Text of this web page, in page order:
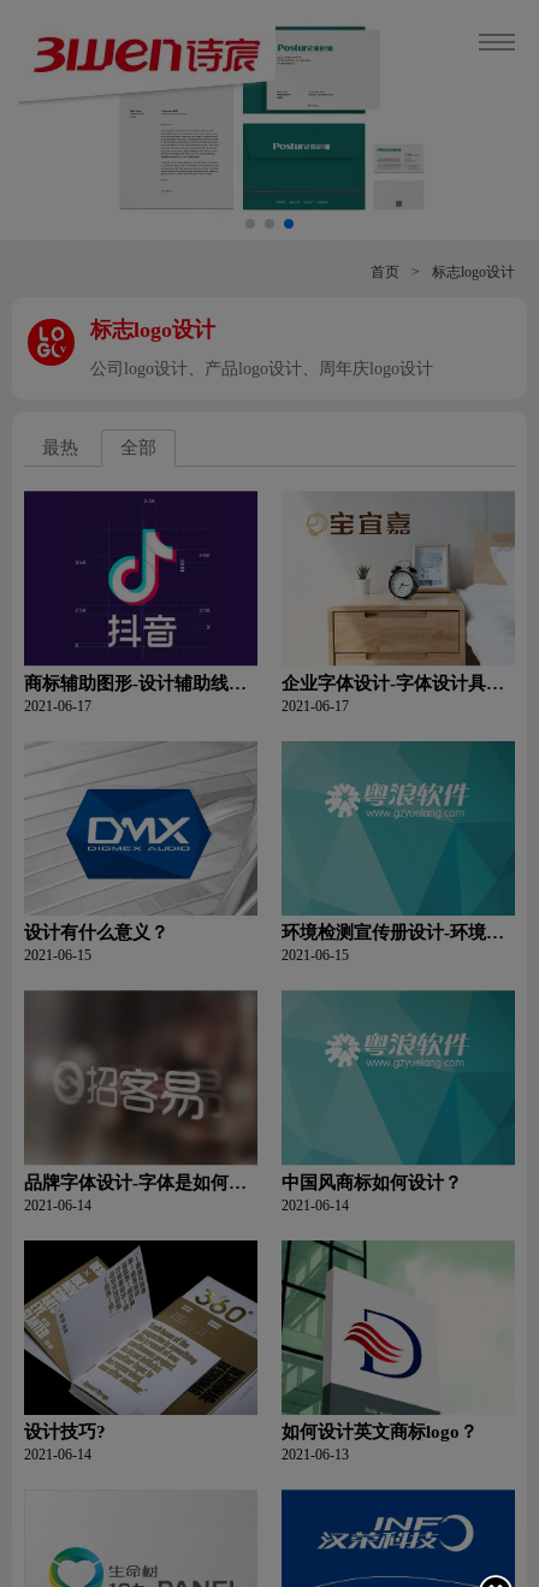
首页 > 标志logo设计
v
标志logo设计
公司logo设计、产品logo设计、周年庆logo设计
最热 全部
商标辅助图形-设计辅助线是
什么？
2021-06-17
企业字体设计-字体设计具备
那些内容？
2021-06-17
设计有什么意义？
2021-06-15
环境检测宣传册设计-环境检
测公司宣传册设计有什么内
2021-06-15
品牌字体设计-字体是如何设
计？
2021-06-14
中国风商标如何设计？
2021-06-14
设计技巧?
2021-06-14
如何设计英文商标logo？
2021-06-13